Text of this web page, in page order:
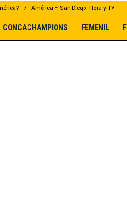
América – San Diego: Hora y TV
CONCACHAMPIONS FEMENIL